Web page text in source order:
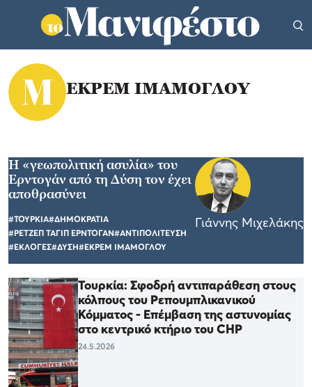
ΕΚΡΕΜ ΙΜΑΜΟΓΛΟΥ
H «γεωπολιτική ασυλία» του
Ερντογάν από τη Δύση τον έχει
αποθρασύνει
#ΤΟΥΡΚΙΑ#ΔΗΜΟΚΡΑΤΙΑ
#ΡΕΤΖΕΠ ΤΑΓΙΠ ΕΡΝΤΟΓΑΝ#ΑΝΤΙΠΟΛΙΤΕΥΣΗ
#ΕΚΛΟΓΕΣ#ΔΥΣΗ#ΕΚΡΕΜ ΙΜΑΜΟΓΛΟΥ
Γιάννης Μιχελάκης
Τουρκία: Σφοδρή αντιπαράθεση στους
κόλπους του Ρεπουμπλικανικού
Κόμματος - Επέμβαση της αστυνομίας
στο κεντρικό κτήριο του CHP
24.5.2026